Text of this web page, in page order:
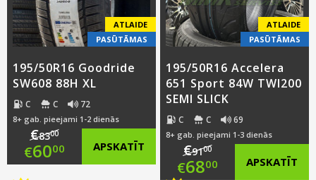
ATLAIDE
PASŪTĀMAS
195/50R16 Goodride
SW608 88H XL
C C 72
8+ gab. pieejami 1-2 dienās
€8300
Original
€6000 APSKATĪT
ATLAIDE
PASŪTĀMAS
195/50R16 Accelera
651 Sport 84W TWI200
SEMI SLICK
C C 69
8+ gab. pieejami 1-3 dienās
€9100
Original
€6800 APSKATĪT